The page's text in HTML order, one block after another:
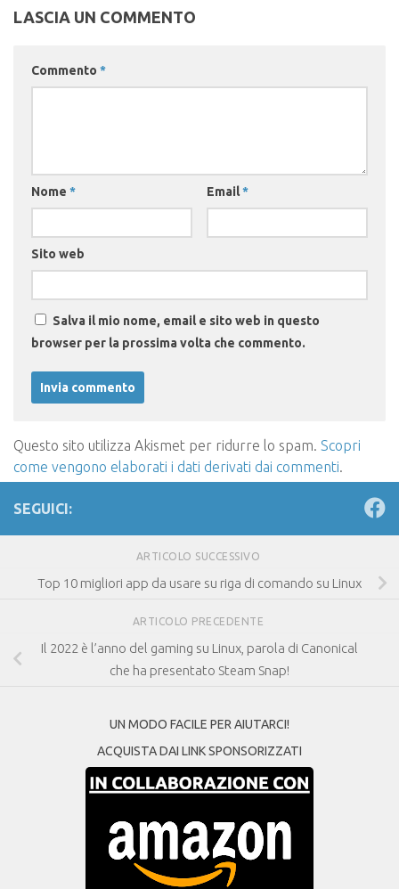
LASCIA UN COMMENTO
Commento *
Nome * Email*
Sito web
Salva il mio nome, email e sito web in questo
browser per la prossima volta che commento.
Questo sito utilizza Akismet per ridurre lo spam. Scopri
come vengono elaborati i dati derivati dai commenti.
SEGUICI:
ARTICOLO SUCCESSIVO
Top 10 migliori app da usare su riga di comando su Linux
ARTICOLO PRECEDENTE
Il 2022 è l’anno del gaming su Linux, parola di Canonical
che ha presentato Steam Snap!
UN MODO FACILE PER AIUTARCI!
ACQUISTA DAI LINK SPONSORIZZATI